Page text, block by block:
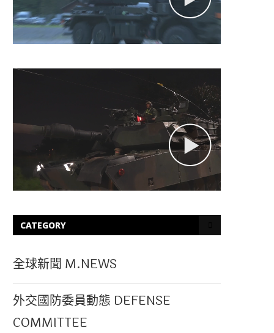
CATEGORY
全球新聞 M.NEWS
外交國防委員動態 DEFENSE
COMMITTEE